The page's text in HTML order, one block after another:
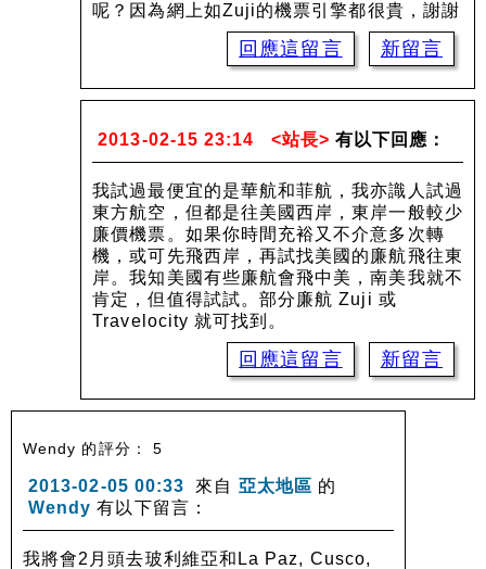
呢？因為網上如Zuji的機票引擎都很貴，謝謝
回應這留言 新留言
2013-02-15 23:14 <站長> 有以下回應：
我試過最便宜的是華航和菲航，我亦識人試過
東方航空，但都是往美國西岸，東岸一般較少
廉價機票。如果你時間充裕又不介意多次轉
機，或可先飛西岸，再試找美國的廉航飛往東
岸。我知美國有些廉航會飛中美，南美我就不
肯定，但值得試試。部分廉航 Zuji 或
Travelocity 就可找到。
回應這留言 新留言
Wendy 的評分： 5
2013-02-05 00:33 來自 亞太地區 的
Wendy 有以下留言：
我將會2月頭去玻利維亞和La Paz, Cusco,